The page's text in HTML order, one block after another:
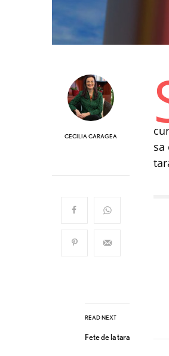
CECILIA CARAGEA
READ NEXT
Fete de la tara
sa